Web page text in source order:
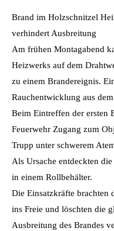
Brand im Holzschnitzel
verhindert Ausbreitung
Am frühen Montagabend
Heizwerks auf dem
zu einem Brandereignis.
Rauchentwicklung aus
Beim Eintreffen der ersten
Feuerwehr Zugang zum
Trupp unter schwerem
Als Ursache entdeckten
in einem Rollbehälter.
Die Einsatzkräfte brachten
ins Freie und löschten die
Ausbreitung des Brandes